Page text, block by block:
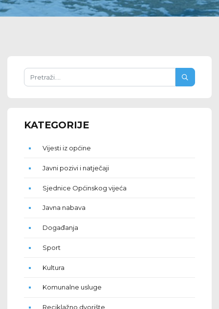
KATEGORIJE
Vijesti iz općine
Javni pozivi i natječaji
Sjednice Općinskog vijeća
Javna nabava
Događanja
Sport
Kultura
Komunalne usluge
Reciklažno dvorište